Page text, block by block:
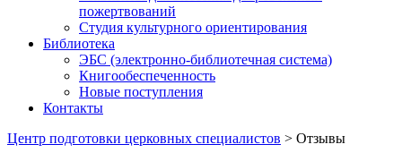
пожертвований
Студия культурного ориентирования
Библиотека
ЭБС (электронно-библиотечная система)
Книгообеспеченность
Новые поступления
Контакты
Центр подготовки церковных специалистов > Отзывы